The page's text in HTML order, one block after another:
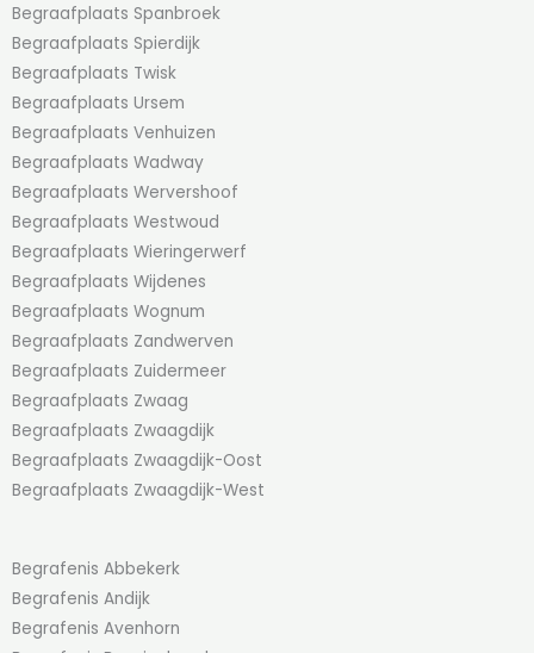
Begraafplaats Spanbroek
Begraafplaats Spierdijk
Begraafplaats Twisk
Begraafplaats Ursem
Begraafplaats Venhuizen
Begraafplaats Wadway
Begraafplaats Wervershoof
Begraafplaats Westwoud
Begraafplaats Wieringerwerf
Begraafplaats Wijdenes
Begraafplaats Wognum
Begraafplaats Zandwerven
Begraafplaats Zuidermeer
Begraafplaats Zwaag
Begraafplaats Zwaagdijk
Begraafplaats Zwaagdijk-Oost
Begraafplaats Zwaagdijk-West
Begrafenis Abbekerk
Begrafenis Andijk
Begrafenis Avenhorn